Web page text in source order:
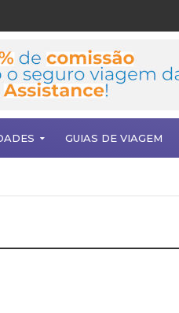
GUIAS DE VIAGEM